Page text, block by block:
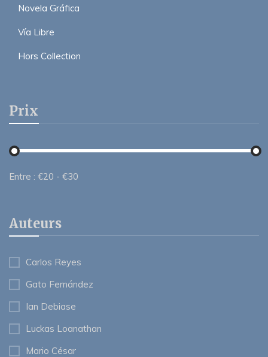
Novela Gráfica
Vía Libre
Hors Collection
Prix
Entre : €20 - €30
Auteurs
Carlos Reyes
Gato Fernández
Ian Debiase
Luckas Loanathan
Mario César